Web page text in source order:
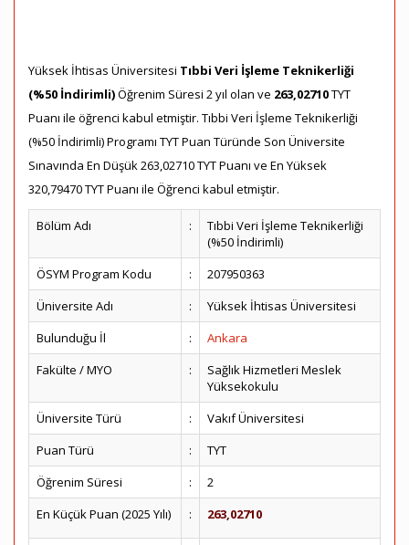
Yüksek İhtisas Üniversitesi Tıbbi Veri İşleme Teknikerliği
(%50 İndirimli)Öğrenim Süresi 2 yıl olan ve 263,02710TYT
Puanı ile öğrenci kabul etmiştir. Tıbbi Veri İşleme Teknikerliği
(%50 İndirimli) Programı TYT Puan Türünde Son Üniversite
Sınavında En Düşük 263,02710 TYT Puanı ve En Yüksek
320,79470 TYT Puanı ile Öğrenci kabul etmiştir.
Bölüm Adı :
Tıbbi Veri İşleme Teknikerliği
(%50 İndirimli)
ÖSYM Program Kodu
:
207950363
Üniversite Adı
:
Yüksek İhtisas Üniversitesi
Bulunduğu İl
:
Ankara
Fakülte / MYO
:
Sağlık Hizmetleri Meslek
Yüksekokulu
Üniversite Türü
:
Vakıf Üniversitesi
Puan Türü
:
TYT
Öğrenim Süresi
:
2
En Küçük Puan (2025 Yılı)
: 263,02710